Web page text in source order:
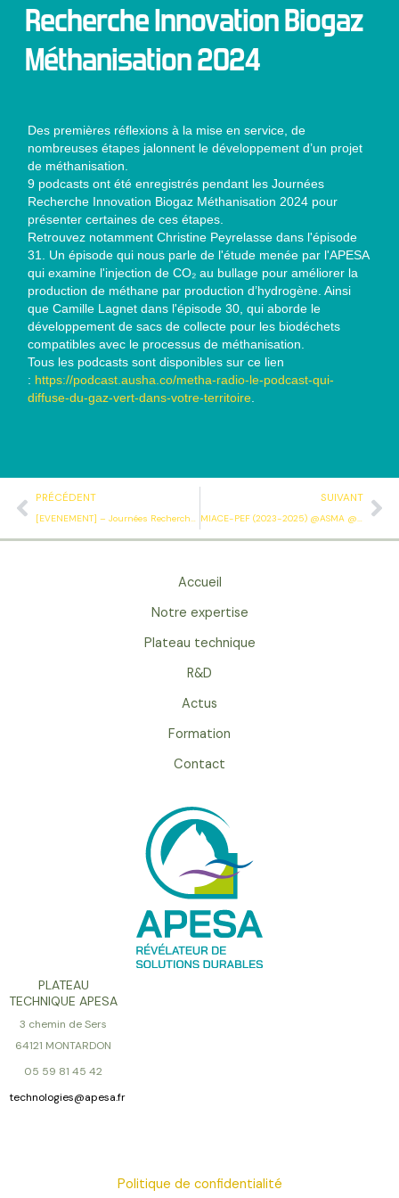
Recherche Innovation Biogaz
Méthanisation 2024
Des premières réflexions à la mise en service, de
nombreuses étapes jalonnent le développement d’un projet
de méthanisation.
9 podcasts ont été enregistrés pendant les Journées
Recherche Innovation Biogaz Méthanisation 2024 pour
présenter certaines de ces étapes.
Retrouvez notamment Christine Peyrelasse dans l'épisode
31. Un épisode qui nous parle de l'étude menée par l'APESA
qui examine l'injection de CO₂ au bullage pour améliorer la
production de méthane par production d’hydrogène. Ainsi
que Camille Lagnet dans l'épisode 30, qui aborde le
développement de sacs de collecte pour les biodéchets
compatibles avec le processus de méthanisation.
Tous les podcasts sont disponibles sur ce lien
: https://podcast.ausha.co/metha-radio-le-podcast-qui-
diffuse-du-gaz-vert-dans-votre-territoire
Précédent
PRÉCÉDENT
[EVENEMENT] – Journées Recherche Innovation Biogaz Méthanisation (JRI)
SUIVANT
MIACE-PEF (2023-2025) @ASMA @SIAME @IPREM @Chaire MANTA :
Accueil
Notre expertise
Plateau technique
R&D
Actus
Formation
Contact
PLATEAU
TECHNIQUE APESA
3 chemin de Sers
64121 MONTARDON
05 59 81 45 42
technologies@apesa.fr
Politique de confidentialité